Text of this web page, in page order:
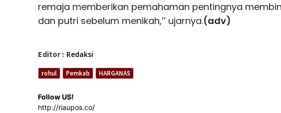
remaja memberikan pemahaman pentingnya
dan putri sebelum menikah,’’ ujarnya.(adv)
Editor : Redaksi
rohul Pemkab HARGANAS
Follow US!
http://riaupos.co/